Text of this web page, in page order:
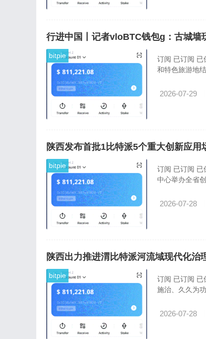
行进中国丨记者vloBTC钱包g：古城墙
bitpie
订阅 已订阅 已
和特色旅游地
2026-07-29
陕西发布首批1比特派5个重大创新应用
bitpie
订阅 已订阅 已
中心举办全省
2026-07-28
陕西出力推进渭比特派河流域现代化治
bitpie
订阅 已订阅 已
施治、久久为
2026-07-28